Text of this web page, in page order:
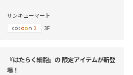
サンキューマート
3F
『はたらく細胞』の 限定アイテムが新登
場！